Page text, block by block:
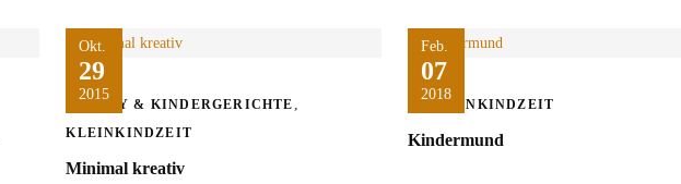
Okt.
29
2015
BABY & KINDERGERICHTE ,
KLEINKINDZEIT
Minimal kreativ
Feb.
07
2018
KLEINKINDZEIT
Kindermund